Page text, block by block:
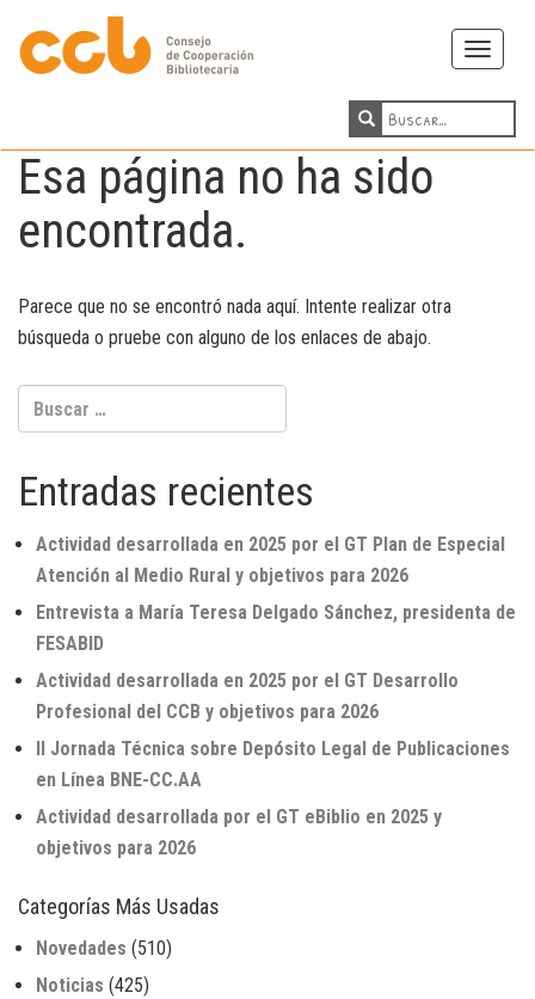
Toggle
Esa página no ha sido
encontrada.
Parece que no se encontró nada aquí. Intente realizar otra
búsqueda o pruebe con alguno de los enlaces de abajo.
Buscar:
Entradas recientes
Actividad desarrollada en 2025 por el GT Plan de Especial
Atención al Medio Rural y objetivos para 2026
Entrevista a María Teresa Delgado Sánchez, presidenta de
FESABID
Actividad desarrollada en 2025 por el GT Desarrollo
Profesional del CCB y objetivos para 2026
II Jornada Técnica sobre Depósito Legal de Publicaciones
en Línea BNE-CC.AA
Actividad desarrollada por el GT eBiblio en 2025 y
objetivos para 2026
Categorías Más Usadas
Novedades (510)
Noticias (425)